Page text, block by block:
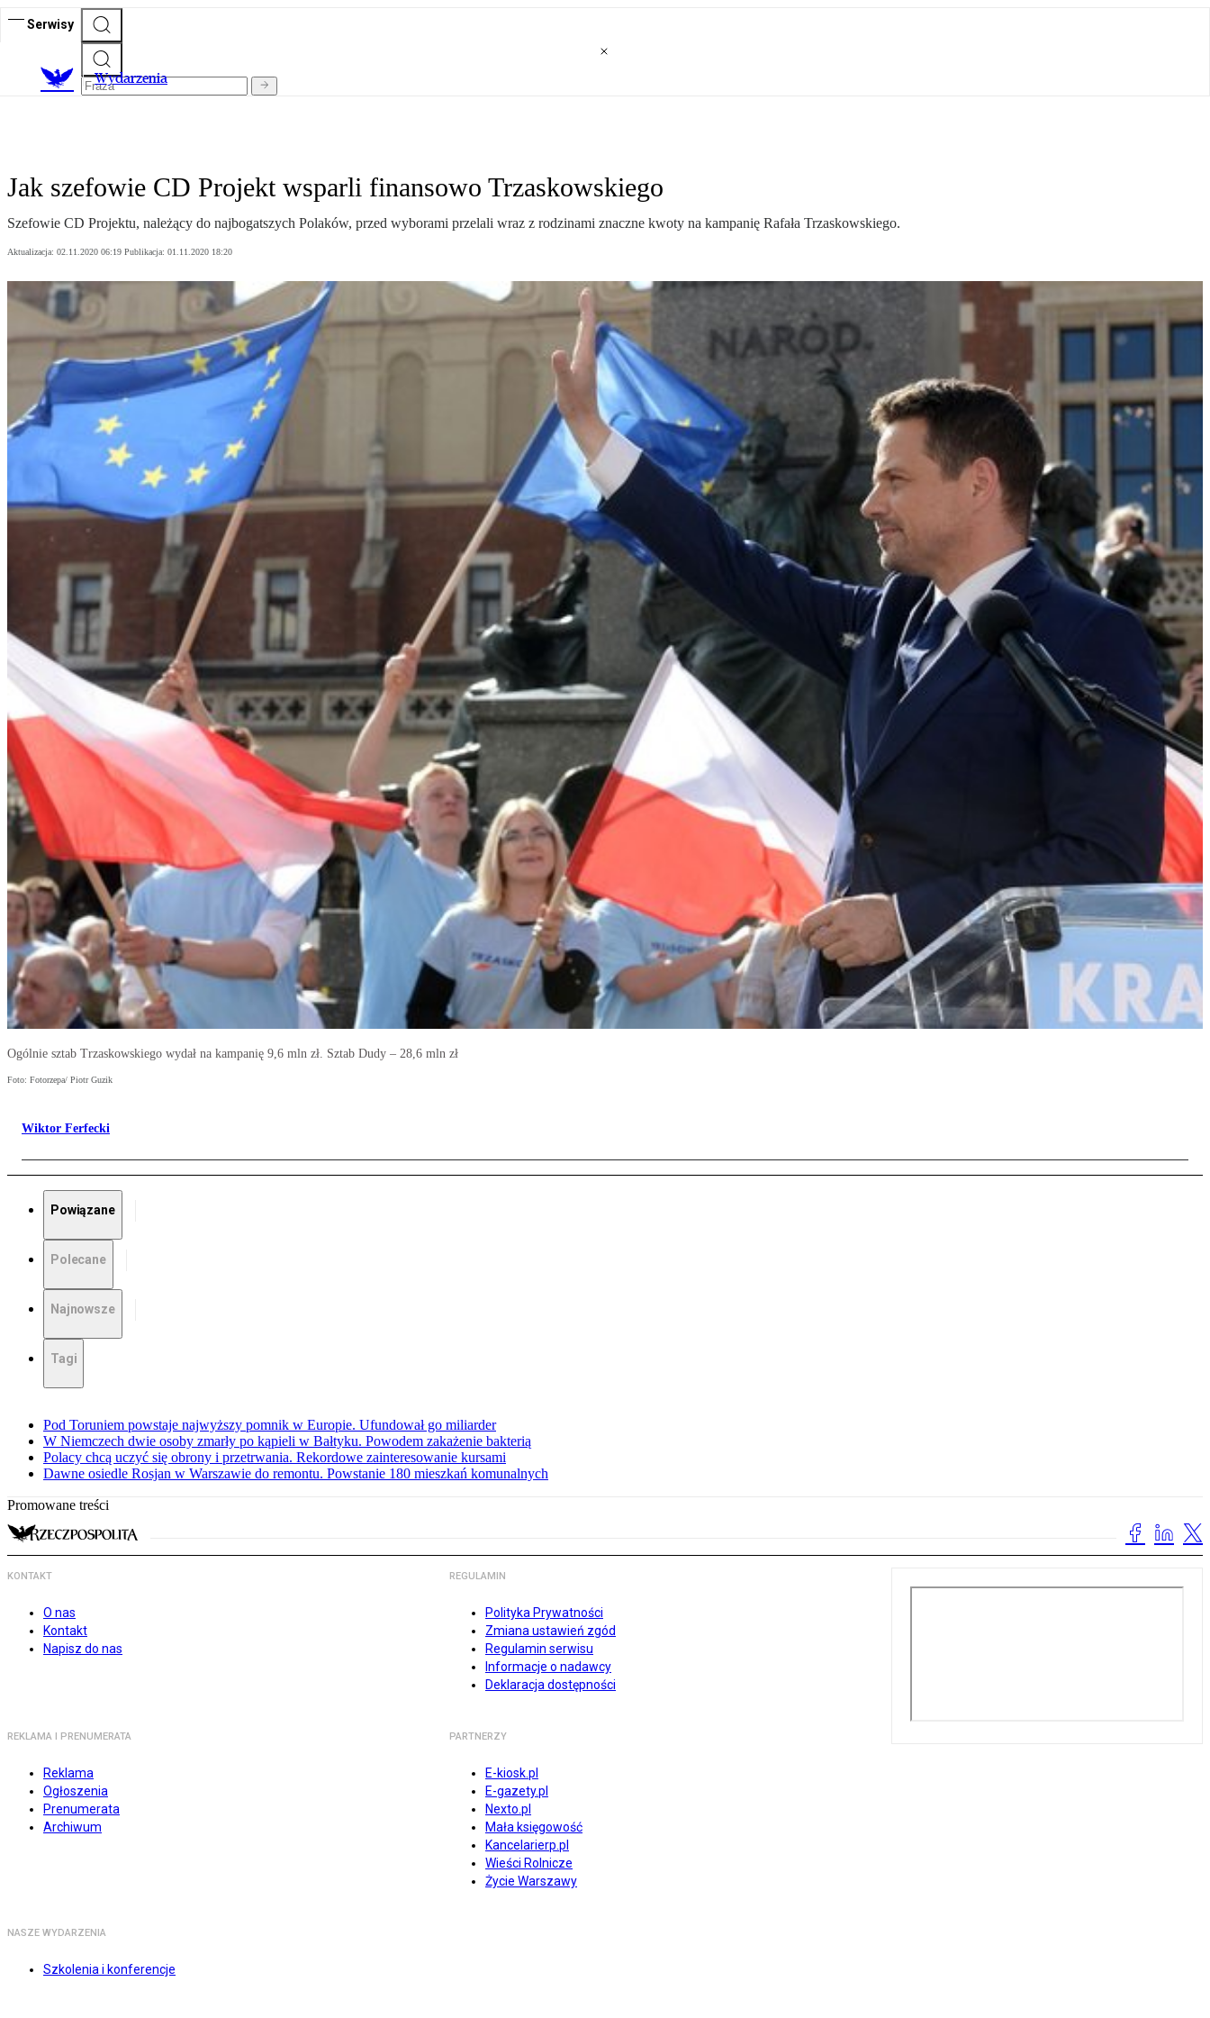
Serwisy
Wydarzenia
Jak szefowie CD Projekt wsparli finansowo Trzaskowskiego
Szefowie CD Projektu, należący do najbogatszych Polaków, przed wyborami przelali wraz z rodzinami znaczne kwoty na kampanię Rafała Trzaskowskiego.
Aktualizacja: 02.11.2020 06:19 Publikacja: 01.11.2020 18:20
Ogólnie sztab Trzaskowskiego wydał na kampanię 9,6 mln zł. Sztab Dudy – 28,6 mln zł
Foto: Fotorzepa/ Piotr Guzik
Wiktor Ferfecki
Powiązane
Polecane
Najnowsze
Tagi
Pod Toruniem powstaje najwyższy pomnik w Europie. Ufundował go miliarder
W Niemczech dwie osoby zmarły po kąpieli w Bałtyku. Powodem zakażenie bakterią
Polacy chcą uczyć się obrony i przetrwania. Rekordowe zainteresowanie kursami
Dawne osiedle Rosjan w Warszawie do remontu. Powstanie 180 mieszkań komunalnych
Promowane treści
KONTAKT
O nas
Kontakt
Napisz do nas
REGULAMIN
Polityka Prywatności
Zmiana ustawień zgód
Regulamin serwisu
Informacje o nadawcy
Deklaracja dostępności
REKLAMA I PRENUMERATA
Reklama
Ogłoszenia
Prenumerata
Archiwum
PARTNERZY
E-kiosk.pl
E-gazety.pl
Nexto.pl
Mała księgowość
Kancelarierp.pl
Wieści Rolnicze
Życie Warszawy
NASZE WYDARZENIA
Szkolenia i konferencje